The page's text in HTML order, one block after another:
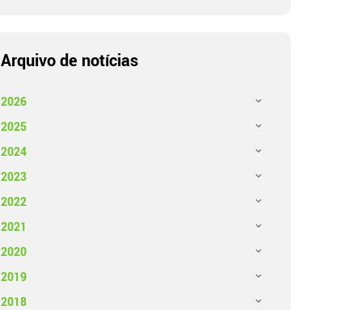
Arquivo de notícias
2026
2025
2024
2023
2022
2021
2020
2019
2018